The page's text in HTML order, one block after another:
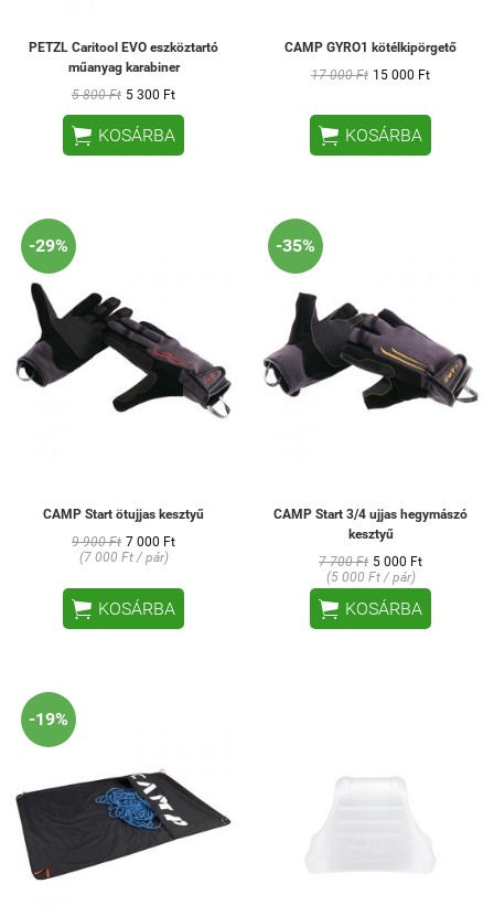
PETZL Caritool EVO eszköztartó
műanyag karabiner
5 800 Ft 5 300 Ft
 KOSÁRBA
CAMP GYRO1 kötélkipörgető
17 000 Ft 15 000 Ft
 KOSÁRBA
-29%
CAMP Start ötujjas kesztyű
9 900 Ft 7 000 Ft
(7 000 Ft / pár)
 KOSÁRBA
-35%
CAMP Start 3/4 ujjas hegymászó
kesztyű
7 700 Ft 5 000 Ft
(5 000 Ft / pár)
 KOSÁRBA
-19%